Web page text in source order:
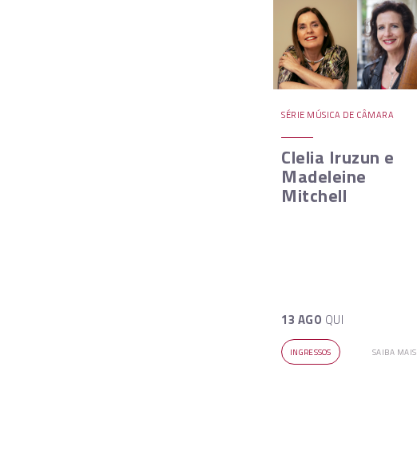
SÉRIE MÚSICA DE CÂMARA
Clelia Iruzun e
Madeleine
Mitchell
13 AGO QUI
INGRESSOS SAIBA MAIS